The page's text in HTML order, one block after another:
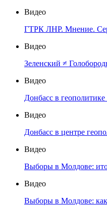
Видео
ГТРК ЛНР. Мнение.
Видео
Зеленский ≠
Видео
Донбасс в
Видео
Донбасс в центре
Видео
Выборы в Молдове:
Видео
Выборы в Молдове: